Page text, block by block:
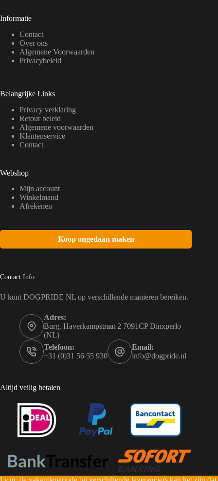
Informatie
Contact
Over ons
Algemene Voorwaarden
Privacybeleid
Belangrijke Links
Privacy verklaring
Retour beleid
Algemene voorwaarden
Klantenservice
Contact
Webshop
Mijn account
Winkelmand
Afrekenen
Koop ongedaan maken
Contact Info
U kunt DOGPRIDE NL op verschillende manieren bereiken.
Adres:
Burg. Haverkampstraat 2 7091CP Dinxperlo
(NL)
Telefoon:
+31 (0)31 56 55 930
Email:
info@dogpride.nl
Altijd veilig betalen